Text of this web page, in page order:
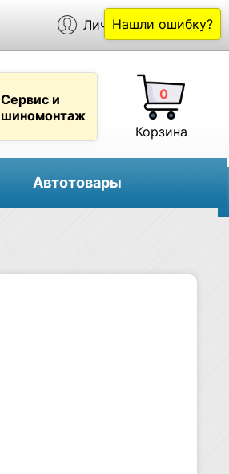
Личный кабинет
Сервис и
шиномонтаж
0
Корзина
Автотовары
Нашли ошибку?